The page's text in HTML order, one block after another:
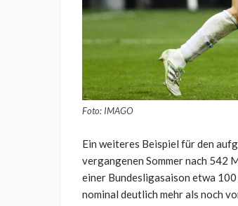
Foto: IMAGO
Ein weiteres Beispiel für den
vergangenen Sommer nach 542
einer Bundesligasaison etwa
nominal deutlich mehr als noch